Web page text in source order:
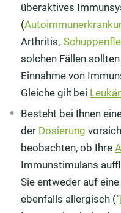
überaktives
(
Arthritis,
solchen Fällen
Einnahme von
Gleiche gilt bei
Besteht bei Ihnen
der Dosierung
beobachten, ob Ihre
Immunstimulans
Sie entweder auf
ebenfalls allergisch (“